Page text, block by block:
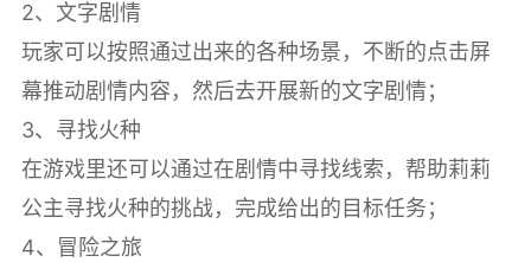
2、文字剧情
玩家可以按照通过出来的各种场景，不断的点击屏
幕推动剧情内容，然后去开展新的文字剧情；
3、寻找火种
在游戏里还可以通过在剧情中寻找线索，帮助莉莉
公主寻找火种的挑战，完成给出的目标任务；
4、冒险之旅